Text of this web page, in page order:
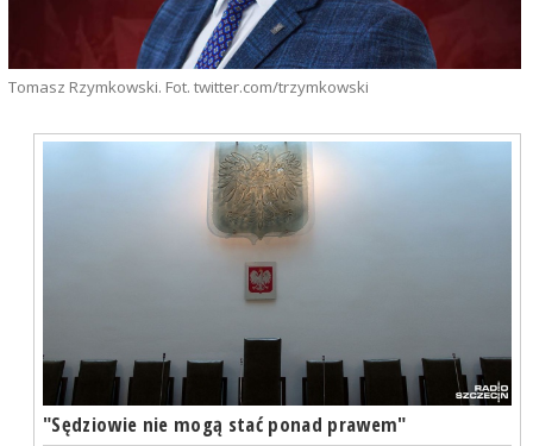
Tomasz Rzymkowski. Fot. twitter.com/trzymkowski
"Sędziowie nie mogą stać ponad prawem"